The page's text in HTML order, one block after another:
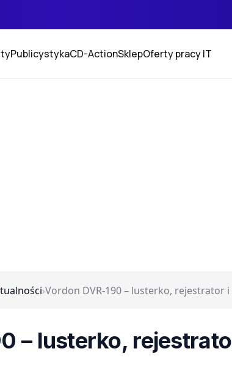
PublicystykaCD-ActionSklepOferty pracy IT
›Vordon DVR-190 – lusterko, rejestrator
– lusterko,